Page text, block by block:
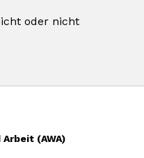
oder nicht
(AWA)